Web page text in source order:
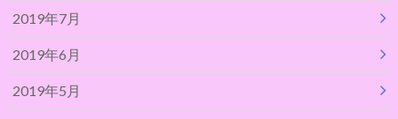
2019年7月
2019年6月
2019年5月